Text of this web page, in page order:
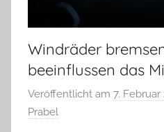
Windräder
beeinflussen das
Veröffentlicht am 7. Februar
Prabel